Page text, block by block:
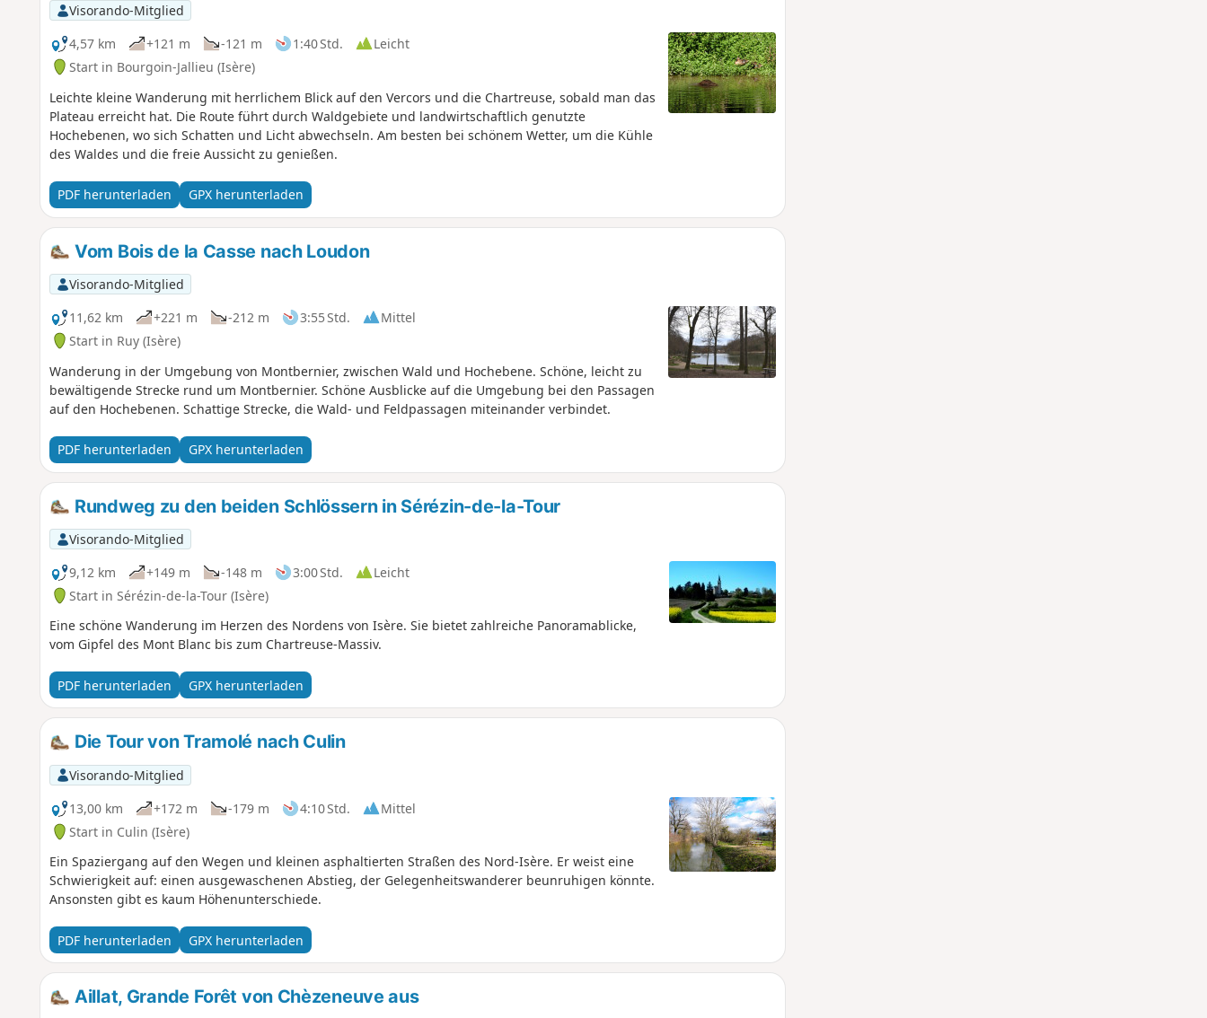
Visorando-Mitglied
4,57 km
+121 m -121 m 1:40 Std.
Leicht
Start in Bourgoin-Jallieu (Isère)
Leichte kleine Wanderung mit herrlichem Blick auf den Vercors und die Chartreuse, sobald man das
Plateau erreicht hat. Die Route führt durch Waldgebiete und landwirtschaftlich genutzte
Hochebenen, wo sich Schatten und Licht abwechseln. Am besten bei schönem Wetter, um die Kühle
des Waldes und die freie Aussicht zu genießen.
PDF herunterladen GPX herunterladen
Vom Bois de la Casse nach Loudon
Visorando-Mitglied
11,62 km
+221 m -212 m 3:55 Std.
Mittel
Start in Ruy (Isère)
Wanderung in der Umgebung von Montbernier, zwischen Wald und Hochebene. Schöne, leicht zu
bewältigende Strecke rund um Montbernier. Schöne Ausblicke auf die Umgebung bei den Passagen
auf den Hochebenen. Schattige Strecke, die Wald- und Feldpassagen miteinander verbindet.
PDF herunterladen GPX herunterladen
Rundweg zu den beiden Schlössern in Sérézin-de-la-Tour
Visorando-Mitglied
9,12 km
+149 m -148 m 3:00 Std.
Leicht
Start in Sérézin-de-la-Tour (Isère)
Eine schöne Wanderung im Herzen des Nordens von Isère. Sie bietet zahlreiche Panoramablicke,
vom Gipfel des Mont Blanc bis zum Chartreuse-Massiv.
PDF herunterladen GPX herunterladen
Die Tour von Tramolé nach Culin
Visorando-Mitglied
13,00 km
+172 m -179 m 4:10 Std.
Mittel
Start in Culin (Isère)
Ein Spaziergang auf den Wegen und kleinen asphaltierten Straßen des Nord-Isère. Er weist eine
Schwierigkeit auf: einen ausgewaschenen Abstieg, der Gelegenheitswanderer beunruhigen könnte.
Ansonsten gibt es kaum Höhenunterschiede.
PDF herunterladen GPX herunterladen
Aillat, Grande Forêt von Chèzeneuve aus